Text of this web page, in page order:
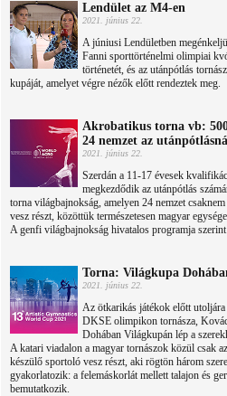
Lendület az M4-en
2021. június 22.
A júniusi Lendületben
Fanni sporttörténelmi olimpiai
történetét, és az utánpótlás
kupáját, amelyet végre nézők előtt rendeztek meg.
Akrobatikus torna vb:
24 nemzet az
2021. június 22.
Szerdán a 11-17 évesek
megkezdődik az utánpótlás
torna világbajnokság, amelyen 24 nemzet
vesz részt, közöttük természetesen magyar
A genfi világbajnokság hivatalos programja szerint
Torna: Világkupa
2021. június 22.
Az ötkarikás játékok előtt
DKSE olimpikon tornásza,
Dohában Világkupán lép a
A katari viadalon a magyar tornászok közül csak
készülő sportoló vesz részt, aki rögtön három
gyakorlatozik: a felemáskorlát mellett talajon és
bemutatkozik.